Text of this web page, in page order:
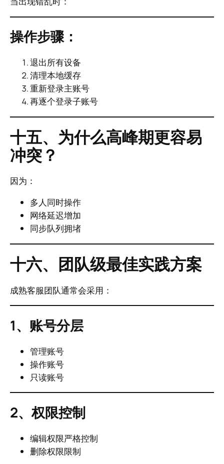
操作步骤：
退出所有设备
清理本地缓存
重新登录主账号
再逐个登录子账号
十五、为什么高峰期更容易
冲突？
因为：
多人同时操作
网络延迟增加
同步队列拥堵
十六、团队级最佳实践方案
成熟客服团队通常会采用：
1、账号分层
管理账号
操作账号
只读账号
2、权限控制
编辑权限严格控制
删除权限限制